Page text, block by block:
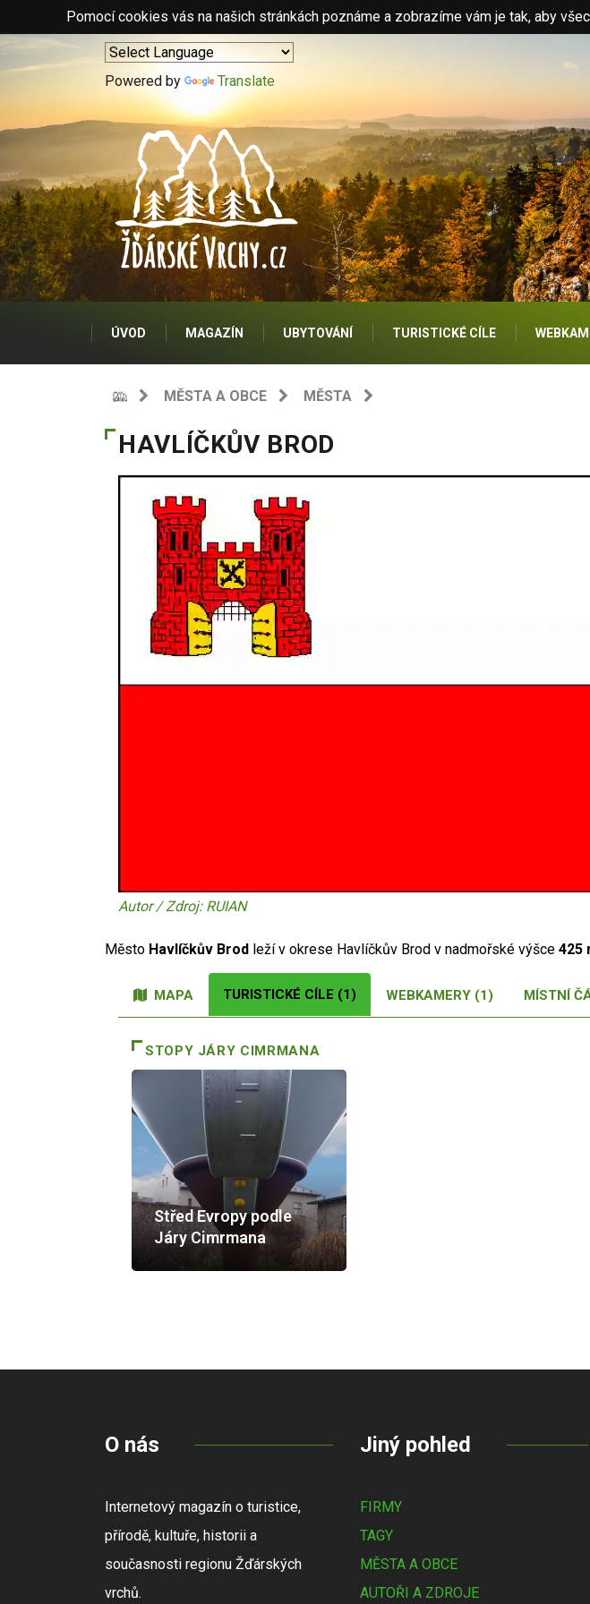
Pomocí cookies vás na našich stránkách poznáme a zobrazíme vám je tak, aby
Powered by Translate
ÚVOD MAGAZÍN UBYTOVÁNÍ TURISTICKÉ CÍLE
MĚSTA A OBCE MĚSTA
HAVLÍČKŮV BROD
Autor / Zdroj: RUIAN
Město Havlíčkův Brod leží v okrese Havlíčkův Brod v nadmořské výšce 425
MAPA TURISTICKÉ CÍLE (1) WEBKAMERY (1) MÍSTNÍ
STOPY JÁRY CIMRMANA
Střed Evropy podle
Járy Cimrmana
O nás
Internetový magazín o turistice,
přírodě, kultuře, historii a
současnosti regionu Žďárských
vrchů.
Jiný pohled
FIRMY
TAGY
MĚSTA A OBCE
AUTOŘI A ZDROJE